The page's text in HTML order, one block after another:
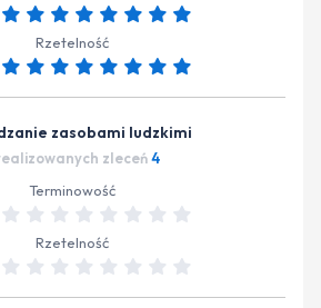
Rzetelność
zasobami ludzkimi
zleceń4
Terminowość
Rzetelność